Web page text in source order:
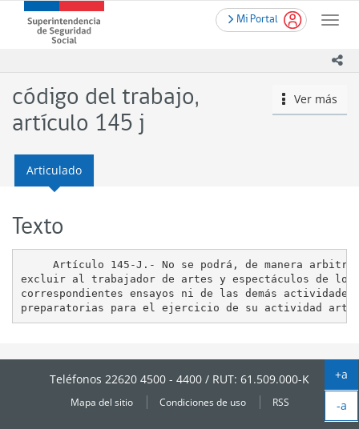
principal
Mi Portal
Toggle
Superintendencia
de
(SUSESO)
-
Gobierno
de
icono
Ver más
código del trabajo,
artículo 145 j
Articulado
Texto
Artículo 145-J.- No se podrá, de manera
excluir al trabajador de artes y espectáculos de los
correspondientes ensayos ni de las demás actividades
Teléfonos 22620 4500 - 4400 / RUT: 61.509.000-K
Mapa del sitio Condiciones de uso RSS
+a
-a